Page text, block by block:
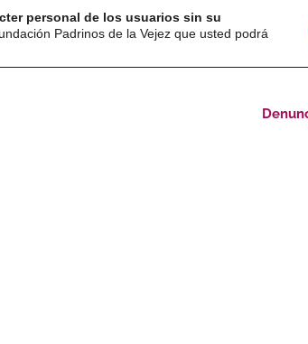
POR DERECHO Mis
personal de los usuarios sin su
Padrinos de la Vejez que usted podrá